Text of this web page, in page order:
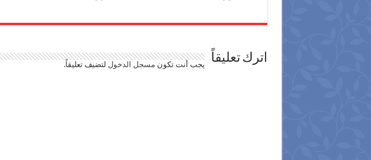
اترك تعليقاً يجب أنت تكون مسجل الدخول لتضيف تعليقاً.